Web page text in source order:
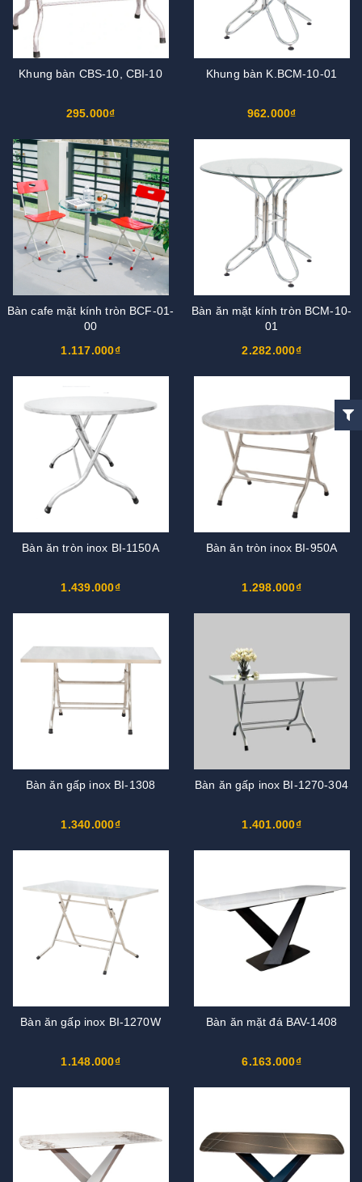
Khung bàn CBS-10, CBI-10
295.000₫
Khung bàn K.BCM-10-01
962.000₫
Bàn cafe mặt kính tròn BCF-01-
00
1.117.000₫
Bàn ăn mặt kính tròn BCM-10-
01
2.282.000₫
Bàn ăn tròn inox BI-1150A
1.439.000₫
Bàn ăn tròn inox BI-950A
1.298.000₫
Bàn ăn gấp inox BI-1308
1.340.000₫
Bàn ăn gấp inox BI-1270-304
1.401.000₫
Bàn ăn gấp inox BI-1270W
1.148.000₫
Bàn ăn mặt đá BAV-1408
6.163.000₫